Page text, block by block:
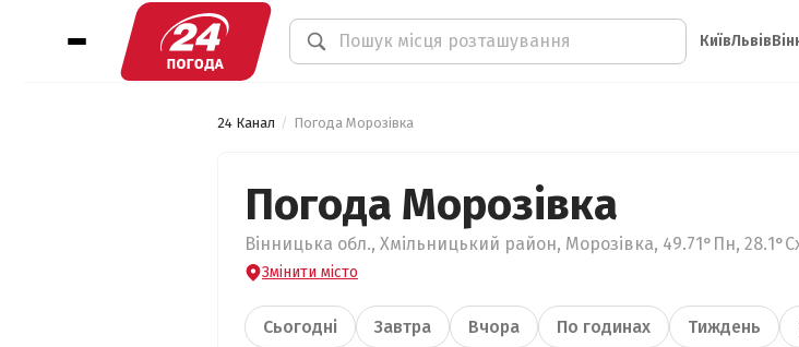
КиївЛьвів
24 Канал Погода Морозівка
Погода Морозівка
Вінницька обл., Хмільницький район, Морозівка, 49.71°Пн,
Змінити місто
Сьогодні Завтра Вчора По годинах Тиждень